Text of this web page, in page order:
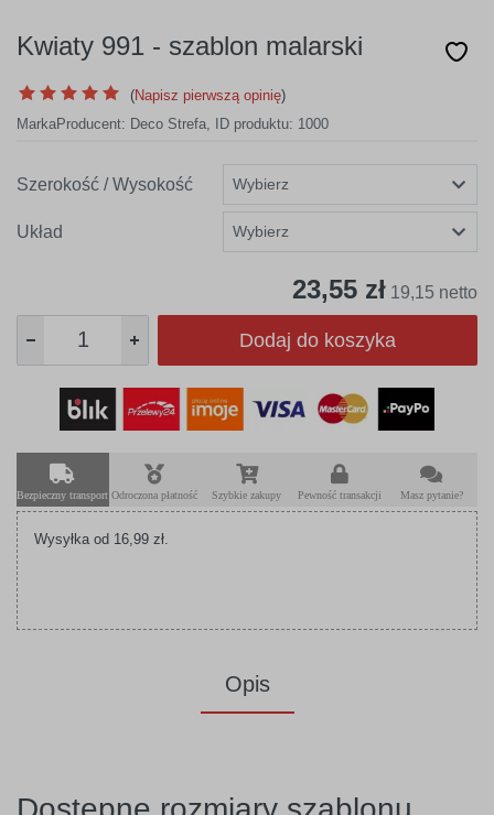
Kwiaty 991 - szablon malarski
(Napisz pierwszą opinię)
MarkaProducent: Deco Strefa, ID produktu: 1000
Szerokość / Wysokość
Układ
23,55 zł 19,15 netto
Dodaj do koszyka
Bezpieczny transport Odroczona płatność Szybkie zakupy Pewność transakcji Masz pytanie?
Wysyłka od 16,99 zł.
Opis